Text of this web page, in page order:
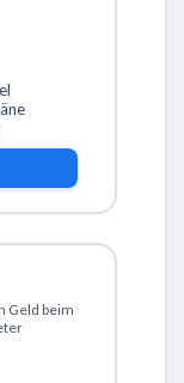
Geld beim